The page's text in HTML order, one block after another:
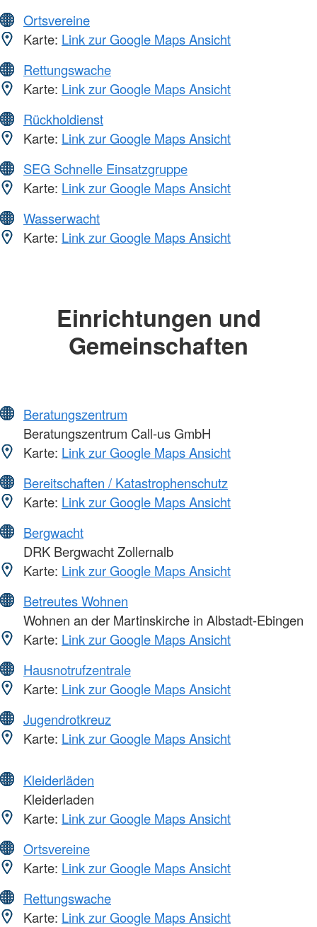
Ortsvereine
Karte: Link zur Google Maps Ansicht
Rettungswache
Karte: Link zur Google Maps Ansicht
Rückholdienst
Karte: Link zur Google Maps Ansicht
SEG Schnelle Einsatzgruppe
Karte: Link zur Google Maps Ansicht
Wasserwacht
Karte: Link zur Google Maps Ansicht
Einrichtungen und
Gemeinschaften
Beratungszentrum
Beratungszentrum Call-us GmbH
Karte: Link zur Google Maps Ansicht
Bereitschaften / Katastrophenschutz
Karte: Link zur Google Maps Ansicht
Bergwacht
DRK Bergwacht Zollernalb
Karte: Link zur Google Maps Ansicht
Betreutes Wohnen
Wohnen an der Martinskirche in Albstadt-Ebingen
Karte: Link zur Google Maps Ansicht
Hausnotrufzentrale
Karte: Link zur Google Maps Ansicht
Jugendrotkreuz
Karte: Link zur Google Maps Ansicht
Kleiderläden
Kleiderladen
Karte: Link zur Google Maps Ansicht
Ortsvereine
Karte: Link zur Google Maps Ansicht
Rettungswache
Karte: Link zur Google Maps Ansicht